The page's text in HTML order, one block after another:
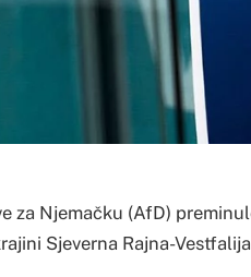
za Njemačku (AfD)
Sjeverna Rajna-